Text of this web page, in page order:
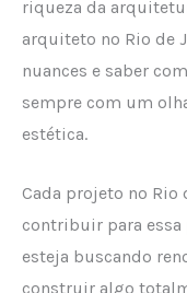
riqueza da
arquiteto no Rio de
nuances e saber
sempre com um
estética.
Cada projeto no
contribuir para essa
esteja buscando
construir algo